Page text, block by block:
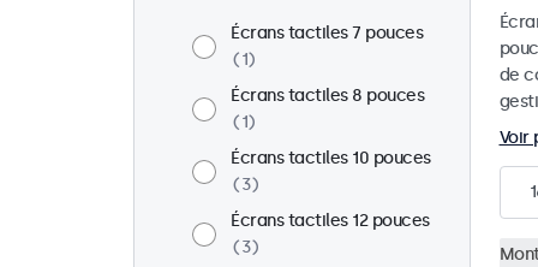
Écrans tactiles 7 pouces
1
Écrans tactiles 8 pouces
1
Écrans tactiles 10 pouces
3
Écrans tactiles 12 pouces
3
de
Voir